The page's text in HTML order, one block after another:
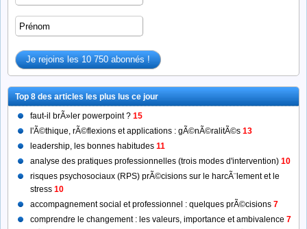
Top 8 des articles les plus lus ce jour
faut-il brÃ»ler powerpoint ? 15
l'Ã©thique, rÃ©flexions et applications : gÃ©nÃ©ralitÃ©s 13
leadership, les bonnes habitudes 11
analyse des pratiques professionnelles (trois modes d'intervention) 10
risques psychosociaux (RPS) prÃ©cisions sur le harcÃ¨lement et le
stress 10
accompagnement social et professionnel : quelques prÃ©cisions 7
comprendre le changement : les valeurs, importance et ambivalence 7